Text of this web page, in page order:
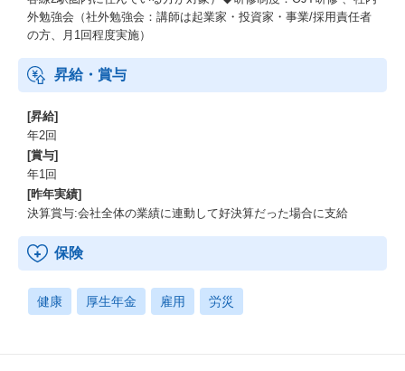
外勉強会（社外勉強会：講師は起業家・投資家・事業/採用責任者
の方、月1回程度実施）
昇給・賞与
[昇給]
年2回
[賞与]
年1回
[昨年実績]
決算賞与:会社全体の業績に連動して好決算だった場合に支給
保険
健康 厚生年金 雇用 労災